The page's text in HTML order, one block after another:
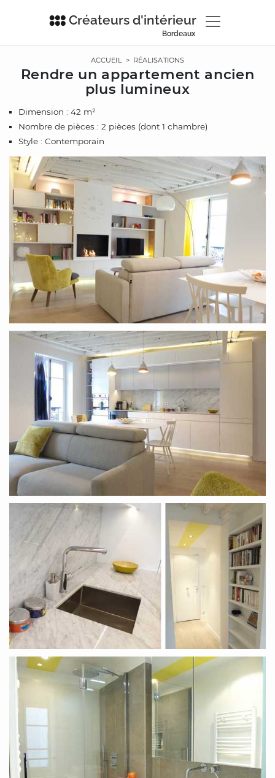
Créateurs d'intérieur
Bordeaux
ACCUEIL> RÉALISATIONS
Rendre un appartement ancien
plus lumineux
Dimension : 42 m²
Nombre de pièces : 2 pièces (dont 1 chambre)
Style : Contemporain